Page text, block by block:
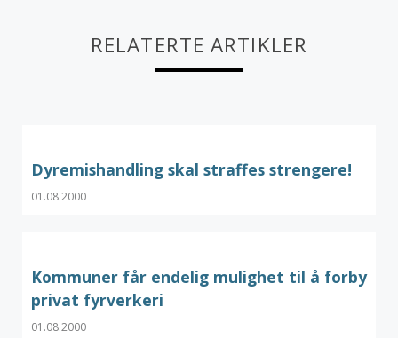
RELATERTE ARTIKLER
Dyremishandling skal straffes strengere!
01.08.2000
Kommuner får endelig mulighet til å forby
privat fyrverkeri
01.08.2000